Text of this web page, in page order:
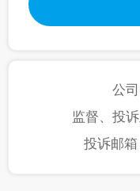
公
监督、投
投诉邮箱